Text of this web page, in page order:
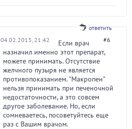
ответить
04.02.2013, 21:42 #6
Если врач
назначил именно этот препарат,
можете принимать. Отсутствие
желчного пузыря не является
противопоказанием. "Макропен"
нельзя принимать при печеночной
недостаточности, а это совсем
другое заболевание. Но, если
сомневаетесь, посоветуйтесь еще
раз с Вашим врачом.